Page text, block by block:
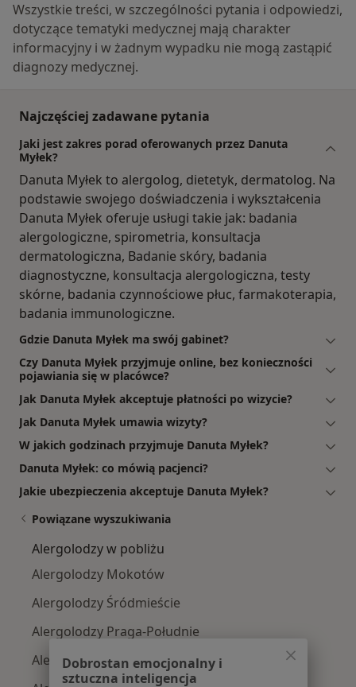
Wszystkie treści, w szczególności pytania i odpowiedzi,
dotyczące tematyki medycznej mają charakter
informacyjny i w żadnym wypadku nie mogą zastąpić
diagnozy medycznej.
Najczęściej zadawane pytania
Jaki jest zakres porad oferowanych przez Danuta
Myłek?
Danuta Myłek to alergolog, dietetyk, dermatolog. Na
podstawie swojego doświadczenia i wykształcenia
Danuta Myłek oferuje usługi takie jak: badania
alergologiczne, spirometria, konsultacja
dermatologiczna, Badanie skóry, badania
diagnostyczne, konsultacja alergologiczna, testy
skórne, badania czynnościowe płuc, farmakoterapia,
badania immunologiczne.
Gdzie Danuta Myłek ma swój gabinet?
Czy Danuta Myłek przyjmuje online, bez konieczności
pojawiania się w placówce?
Jak Danuta Myłek akceptuje płatności po wizycie?
Jak Danuta Myłek umawia wizyty?
W jakich godzinach przyjmuje Danuta Myłek?
Danuta Myłek: co mówią pacjenci?
Jakie ubezpieczenia akceptuje Danuta Myłek?
Powiązane wyszukiwania
Alergolodzy w pobliżu
Alergolodzy Mokotów
Alergolodzy Śródmieście
Alergolodzy Praga-Południe
Alergolodzy Wola
Dobrostan emocjonalny i
sztuczna inteligencja